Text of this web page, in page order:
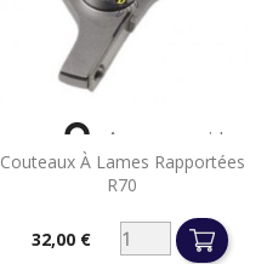
Couteaux À Lames Rapportées
R70
Prix32,00 €
 Aperçu rapide